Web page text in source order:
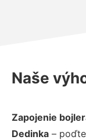
Naše
Zapojenie
Dedinka –